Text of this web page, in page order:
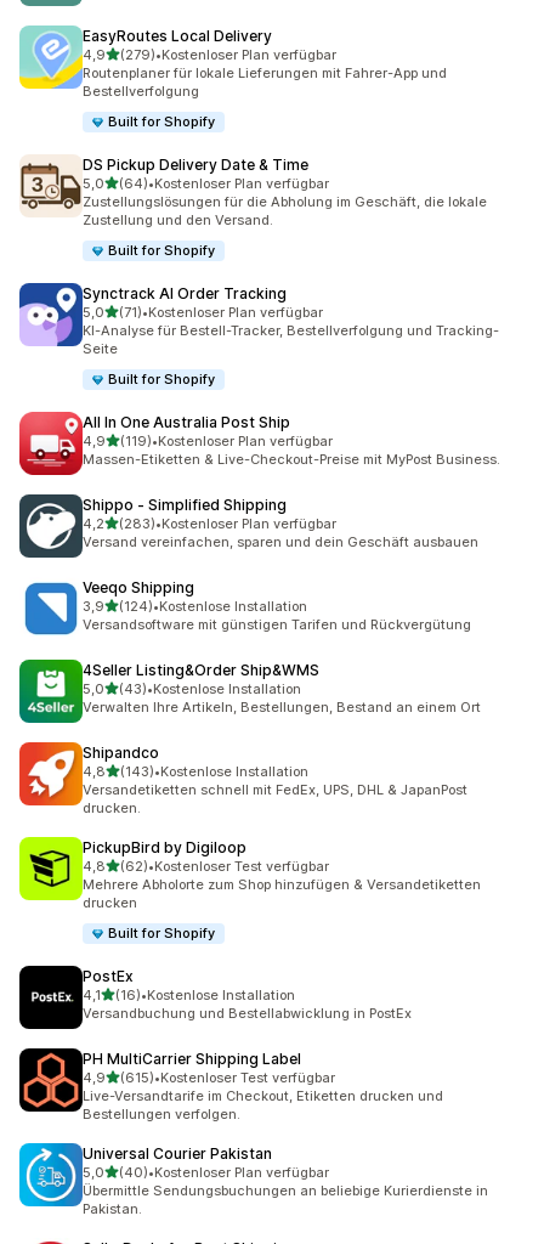
EasyRoutes Local Delivery
4,9von 5 Sternen
(279)
279 Rezensionen insgesamt
•Kostenloser Plan verfügbar
Routenplaner für lokale Lieferungen mit Fahrer-App und
Bestellverfolgung
Built for Shopify
DS Pickup Delivery Date & Time
5,0von 5 Sternen
(64)
64 Rezensionen insgesamt
•Kostenloser Plan verfügbar
Zustellungslösungen für die Abholung im Geschäft, die lokale
Zustellung und den Versand.
Built for Shopify
Synctrack AI Order Tracking
5,0von 5 Sternen
(71)
71 Rezensionen insgesamt
•Kostenloser Plan verfügbar
KI-Analyse für Bestell-Tracker, Bestellverfolgung und Tracking-
Seite
Built for Shopify
All In One Australia Post Ship
4,9von 5 Sternen
(119)
119 Rezensionen insgesamt
•Kostenloser Plan verfügbar
Massen-Etiketten & Live-Checkout-Preise mit MyPost Business.
Shippo ‑ Simplified Shipping
4,2von 5 Sternen
(283)
283 Rezensionen insgesamt
•Kostenloser Plan verfügbar
Versand vereinfachen, sparen und dein Geschäft ausbauen
Veeqo Shipping
3,9von 5 Sternen
(124)
124 Rezensionen insgesamt
•Kostenlose Installation
Versandsoftware mit günstigen Tarifen und Rückvergütung
4Seller Listing&Order Ship&WMS
5,0von 5 Sternen
(43)
43 Rezensionen insgesamt
•Kostenlose Installation
Verwalten Ihre Artikeln, Bestellungen, Bestand an einem Ort
Shipandco
4,8von 5 Sternen
(143)
143 Rezensionen insgesamt
•Kostenlose Installation
Versandetiketten schnell mit FedEx, UPS, DHL & JapanPost
drucken.
PickupBird by Digiloop
4,8von 5 Sternen
(62)
62 Rezensionen insgesamt
•Kostenloser Test verfügbar
Mehrere Abholorte zum Shop hinzufügen & Versandetiketten
drucken
Built for Shopify
PostEx
4,1von 5 Sternen
(16)
16 Rezensionen insgesamt
•Kostenlose Installation
Versandbuchung und Bestellabwicklung in PostEx
PH MultiCarrier Shipping Label
4,9von 5 Sternen
(615)
615 Rezensionen insgesamt
•Kostenloser Test verfügbar
Live-Versandtarife im Checkout, Etiketten drucken und
Bestellungen verfolgen.
Universal Courier Pakistan
5,0von 5 Sternen
(40)
40 Rezensionen insgesamt
•Kostenloser Plan verfügbar
Übermittle Sendungsbuchungen an beliebige Kurierdienste in
Pakistan.